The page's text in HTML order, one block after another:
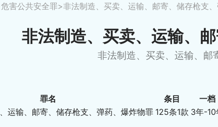
危害公共安全罪>非法制造、买卖、运输、邮寄、储存枪支
非法制造、买卖、运输、
非法制造、买卖、运输、邮
罪名 条目 一档
运输、邮寄、储存枪支、弹药、爆炸物罪 125条1款 3年-10